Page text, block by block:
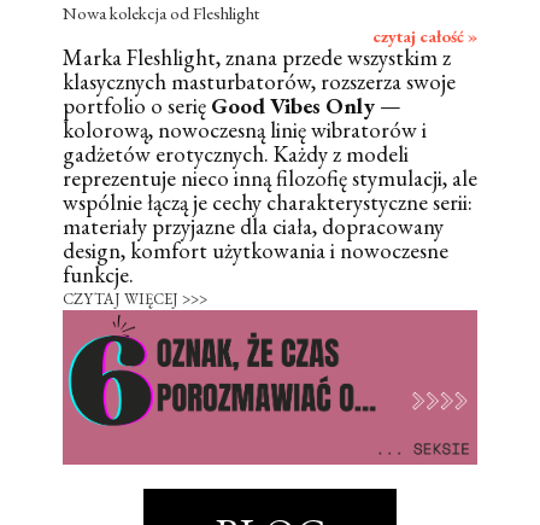
Nowa kolekcja od Fleshlight
czytaj całość »
Marka Fleshlight, znana przede wszystkim z
klasycznych masturbatorów, rozszerza swoje
portfolio o serię Good Vibes Only —
kolorową, nowoczesną linię wibratorów i
gadżetów erotycznych. Każdy z modeli
reprezentuje nieco inną filozofię stymulacji, ale
wspólnie łączą je cechy charakterystyczne serii:
materiały przyjazne dla ciała, dopracowany
design, komfort użytkowania i nowoczesne
funkcje.
CZYTAJ WIĘCEJ >>>